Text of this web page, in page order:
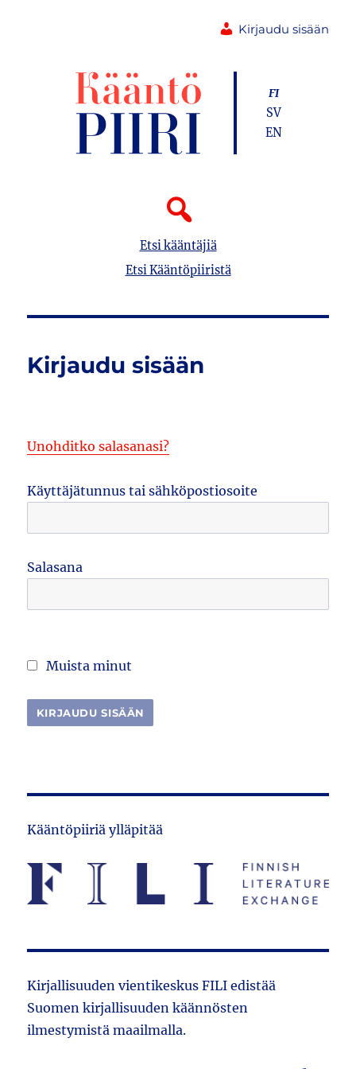
Kirjaudu sisään
Etsi kääntäjiä
Etsi Kääntöpiiristä
FI
SV
EN
Kirjaudu sisään
Unohditko salasanasi?
Käyttäjätunnus tai sähköpostiosoite
Salasana
Muista minut
Kääntöpiiriä ylläpitää
Kirjallisuuden vientikeskus FILI edistää
Suomen kirjallisuuden käännösten
ilmestymistä maailmalla.